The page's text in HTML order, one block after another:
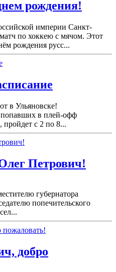
рождения!
империи Санкт-
по хоккею с мячом. Этот
рождения русс...
в Ульяновске!
в плей-офф
с 2 по 8...
Петрович!
губернатора
попечительского
добро